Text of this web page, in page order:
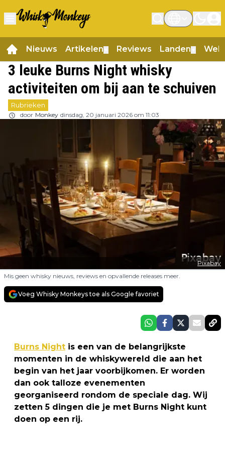
Nieuws Artikelen Reviews Landen
3 leuke Burns Night whisky
activiteiten om bij aan te schuiven
Rubrieken
door Monkey dinsdag, 20 januari 2026 om 11:03
Pixabay
Mis geen whisky nieuws, reviews en opvallende releases meer.
Voeg Whisky Monkeys toe als Google favoriet
Burns Night is een van de belangrijkste
momenten in de whiskywereld die aan het
begin van het jaar voorbijkomen. Er worden
dan ook talloze evenementen
georganiseerd rondom de speciale dag. Wij
zetten 5 dingen die je met Burns Night kunt
doen op een rij.